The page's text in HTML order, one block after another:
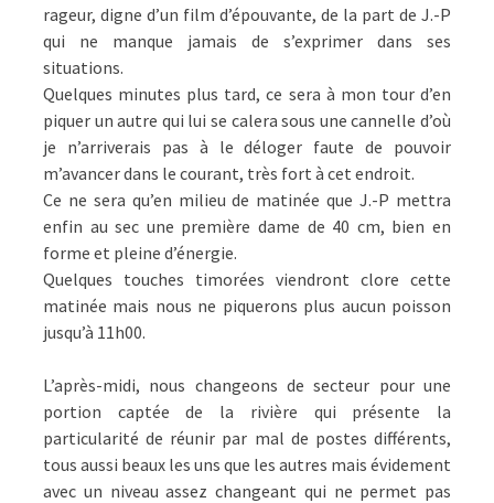
rageur, digne d’un film d’épouvante, de la part de J.-P
qui ne manque jamais de s’exprimer dans ses
situations.
Quelques minutes plus tard, ce sera à mon tour d’en
piquer un autre qui lui se calera sous une cannelle d’où
je n’arriverais pas à le déloger faute de pouvoir
m’avancer dans le courant, très fort à cet endroit.
Ce ne sera qu’en milieu de matinée que J.-P mettra
enfin au sec une première dame de 40 cm, bien en
forme et pleine d’énergie.
Quelques touches timorées viendront clore cette
matinée mais nous ne piquerons plus aucun poisson
jusqu’à 11h00.
L’après-midi, nous changeons de secteur pour une
portion captée de la rivière qui présente la
particularité de réunir par mal de postes différents,
tous aussi beaux les uns que les autres mais évidement
avec un niveau assez changeant qui ne permet pas